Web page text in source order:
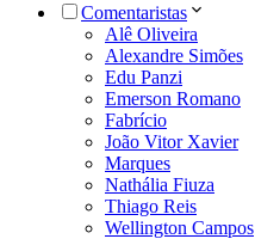
Comentaristas
Alê Oliveira
Alexandre Simões
Edu Panzi
Emerson Romano
Fabrício
João Vitor Xavier
Marques
Nathália Fiuza
Thiago Reis
Wellington Campos